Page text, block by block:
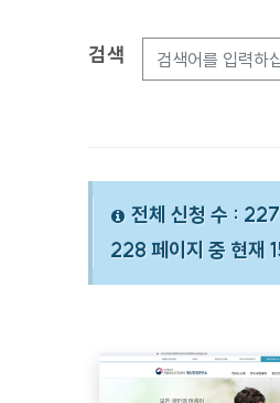
검색옵션
검색
전체 신청 수 :
228 페이지 중 현재